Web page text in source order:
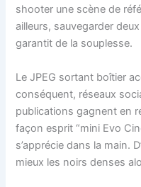
shooter une scène de
ailleurs, sauvegarder
garantit de la souplesse.
Le JPEG sortant boîtier
conséquent, réseaux
publications gagnent en
façon esprit “mini Evo
s’apprécie dans la main.
mieux les noirs denses